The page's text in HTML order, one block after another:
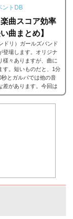
ですが、それぞれ...
ントDB
曲スコア効率
曲まとめ】
ドリ）ガールズバンド
登場します。オリジナ
様々ありますが、曲に
す。短いものだと、1分
とガルパでは他の音
差があります。今回は
短い曲のまとめや、イ
まとめました。楽曲
ブで見る場合はこち